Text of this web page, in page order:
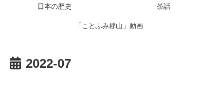
日本の歴史 茶話
「ことふみ郡山」動画
2022-07